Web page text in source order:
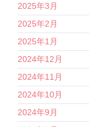
2025年3月
2025年2月
2025年1月
2024年12月
2024年11月
2024年10月
2024年9月